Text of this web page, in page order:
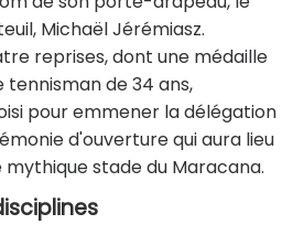
Michaël Jérémiasz.
reprises, dont une médaille
tennisman de 34 ans,
pour emmener la délégation
d'ouverture qui aura lieu
stade du Maracana.